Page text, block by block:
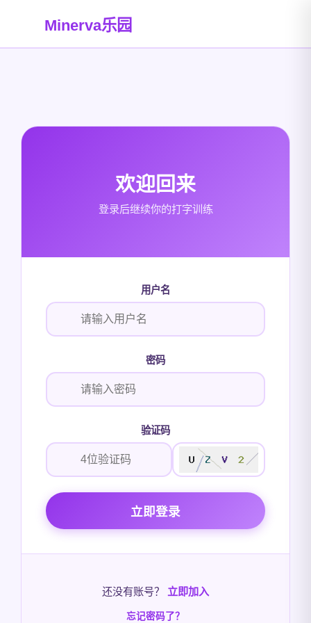
Minerva乐园
欢迎回来
登录后继续你的打字训练
用户名
密码
验证码
立即登录
还没有账号？ 立即加入
忘记密码了？